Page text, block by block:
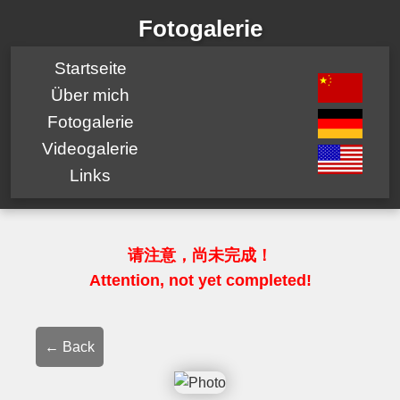
Fotogalerie
Startseite
Über mich
Fotogalerie
Videogalerie
Links
请注意，尚未完成！
Attention, not yet completed!
← Back